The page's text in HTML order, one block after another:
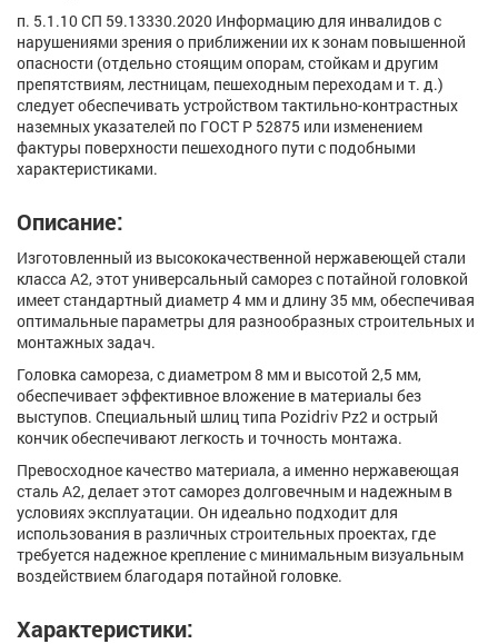
п. 5.1.10 СП 59.13330.2020 Информацию для инвалидов с
нарушениями зрения о приближении их к зонам повышенной
опасности (отдельно стоящим опорам, стойкам и другим
препятствиям, лестницам, пешеходным переходам и т. д.)
следует обеспечивать устройством тактильно-контрастных
наземных указателей по ГОСТ Р 52875 или изменением
фактуры поверхности пешеходного пути с подобными
характеристиками.
Описание:
Изготовленный из высококачественной нержавеющей стали
класса А2, этот универсальный саморез с потайной головкой
имеет стандартный диаметр 4 мм и длину 35 мм, обеспечивая
оптимальные параметры для разнообразных строительных и
монтажных задач.
Головка самореза, с диаметром 8 мм и высотой 2,5 мм,
обеспечивает эффективное вложение в материалы без
выступов. Специальный шлиц типа Pozidriv Pz2 и острый
кончик обеспечивают легкость и точность монтажа.
Превосходное качество материала, а именно нержавеющая
сталь А2, делает этот саморез долговечным и надежным в
условиях эксплуатации. Он идеально подходит для
использования в различных строительных проектах, где
требуется надежное крепление с минимальным визуальным
воздействием благодаря потайной головке.
Характеристики: